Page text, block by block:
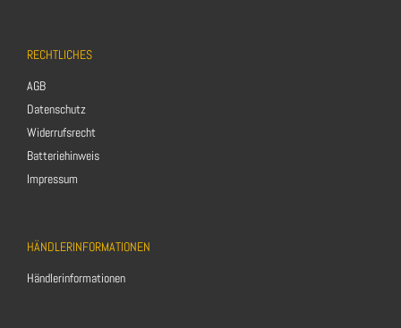
RECHTLICHES
AGB
Datenschutz
Widerrufsrecht
Batteriehinweis
Impressum
HÄNDLERINFORMATIONEN
Händlerinformationen